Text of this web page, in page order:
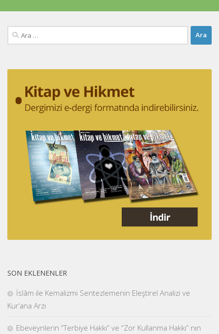
Arama:
SON EKLENENLER
İslâm ile Kemalizmi Sentezlemenin Eleştirel Analizi ve
Kur’ana Arzı
Ebeveynlerin “Terbiye Hakkı” ve “Zor Kullanma Hakkı” nın